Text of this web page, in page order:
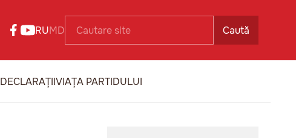
RUMD Caută
DECLARAȚIIVIAȚA PARTIDULUI